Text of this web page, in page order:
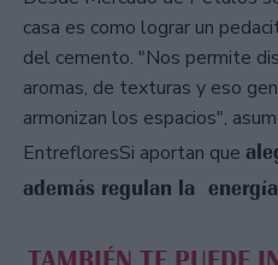
casa es como lograr un
del cemento. "Nos permite
aromas, de texturas y eso
armonizan los espacios",
EntrefloresSi aportan que
además regulan la